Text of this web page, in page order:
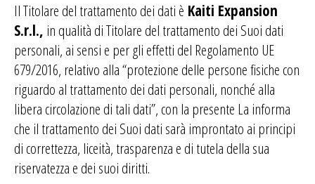
Il Titolare del trattamento dei dati è Kaiti Expansion
S.r.l., in qualità di Titolare del trattamento dei Suoi dati
personali, ai sensi e per gli effetti del Regolamento UE
679/2016, relativo alla “protezione delle persone fisiche con
riguardo al trattamento dei dati personali, nonché alla
libera circolazione di tali dati”, con la presente La informa
che il trattamento dei Suoi dati sarà improntato ai principi
di correttezza, liceità, trasparenza e di tutela della sua
riservatezza e dei suoi diritti.